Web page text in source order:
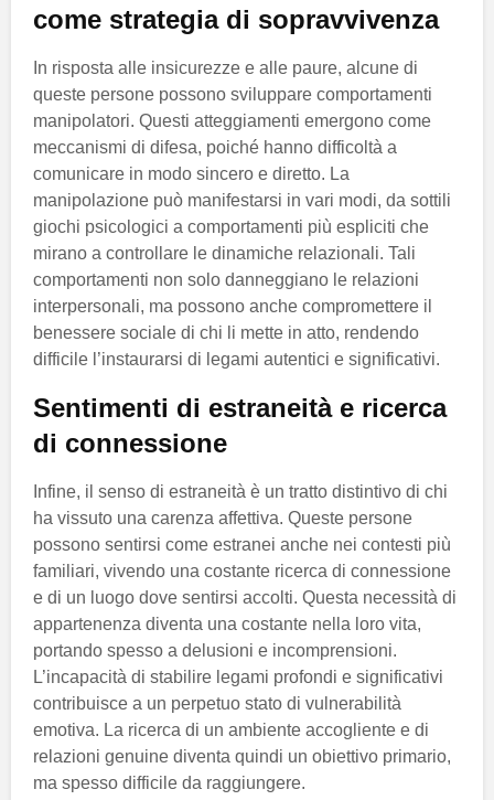
come strategia di sopravvivenza
In risposta alle insicurezze e alle paure, alcune di
queste persone possono sviluppare comportamenti
manipolatori. Questi atteggiamenti emergono come
meccanismi di difesa, poiché hanno difficoltà a
comunicare in modo sincero e diretto. La
manipolazione può manifestarsi in vari modi, da sottili
giochi psicologici a comportamenti più espliciti che
mirano a controllare le dinamiche relazionali. Tali
comportamenti non solo danneggiano le relazioni
interpersonali, ma possono anche compromettere il
benessere sociale di chi li mette in atto, rendendo
difficile l’instaurarsi di legami autentici e significativi.
Sentimenti di estraneità e ricerca
di connessione
Infine, il senso di estraneità è un tratto distintivo di chi
ha vissuto una carenza affettiva. Queste persone
possono sentirsi come estranei anche nei contesti più
familiari, vivendo una costante ricerca di connessione
e di un luogo dove sentirsi accolti. Questa necessità di
appartenenza diventa una costante nella loro vita,
portando spesso a delusioni e incomprensioni.
L’incapacità di stabilire legami profondi e significativi
contribuisce a un perpetuo stato di vulnerabilità
emotiva. La ricerca di un ambiente accogliente e di
relazioni genuine diventa quindi un obiettivo primario,
ma spesso difficile da raggiungere.